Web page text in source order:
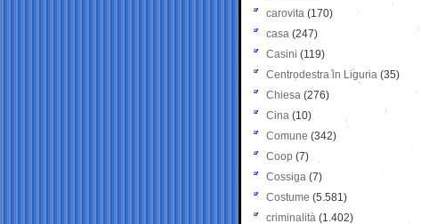
carovita (170)
casa (247)
Casini (119)
Centrodestra in Liguria (35)
Chiesa (276)
Cina (10)
Comune (342)
Coop (7)
Cossiga (7)
Costume (5.581)
criminalità (1.402)